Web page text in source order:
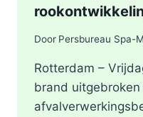
Door Persbureau Spa-
Rotterdam –
brand uitgebroken